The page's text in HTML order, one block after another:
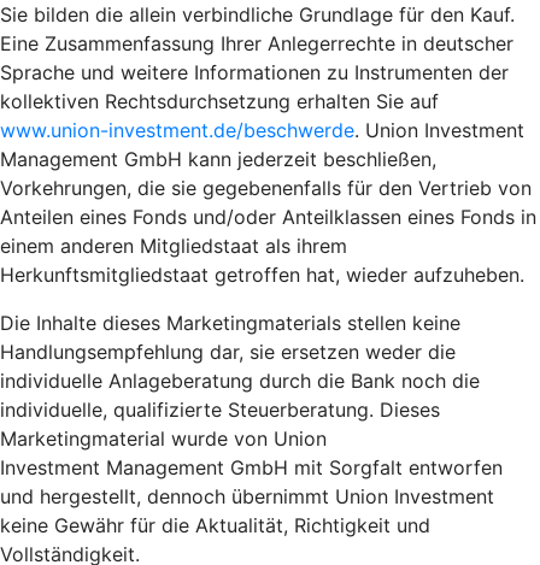
Sie bilden die allein verbindliche Grundlage für den Kauf.
Eine Zusammenfassung Ihrer Anlegerrechte in deutscher
Sprache und weitere Informationen zu Instrumenten der
kollektiven Rechtsdurchsetzung erhalten Sie auf
www.union-investment.de/beschwerde. Union Investment
Management GmbH kann jederzeit beschließen,
Vorkehrungen, die sie gegebenenfalls für den Vertrieb von
Anteilen eines Fonds und/oder Anteilklassen eines Fonds in
einem anderen Mitgliedstaat als ihrem
Herkunftsmitgliedstaat getroffen hat, wieder aufzuheben.
Die Inhalte dieses Marketingmaterials stellen keine
Handlungsempfehlung dar, sie ersetzen weder die
individuelle Anlageberatung durch die Bank noch die
individuelle, qualifizierte Steuerberatung. Dieses
Marketingmaterial wurde von Union
Investment Management GmbH mit Sorgfalt entworfen
und hergestellt, dennoch übernimmt Union Investment
keine Gewähr für die Aktualität, Richtigkeit und
Vollständigkeit.